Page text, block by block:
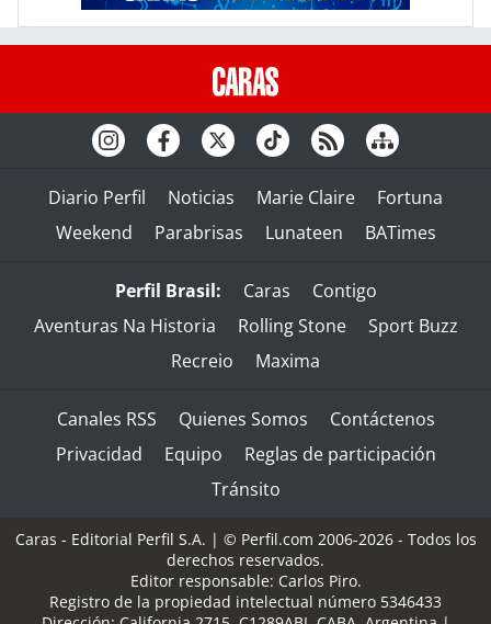
Diario Perfil Noticias Marie Claire
Fortuna
Weekend
Parabrisas Lunateen BATimes
Perfil Brasil: Caras
Contigo
Aventuras Na Historia
Rolling Stone
Sport Buzz
Recreio
Maxima
Canales RSS Quienes Somos
Contáctenos
Privacidad
Equipo
Reglas de participación
Tránsito
Caras - Editorial Perfil S.A. | © Perfil.com 2006-2026 - Todos los
derechos reservados.
Editor responsable: Carlos Piro.
Registro de la propiedad intelectual número 5346433